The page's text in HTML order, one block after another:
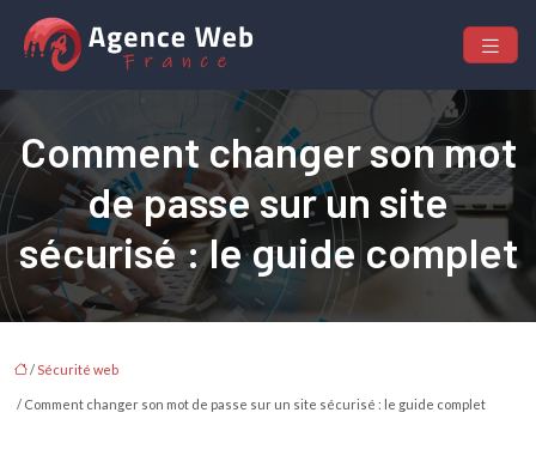
Comment changer son mot
de passe sur un site
sécurisé : le guide complet
/Sécurité web
/ Comment changer son mot de passe sur un site sécurisé : le guide complet